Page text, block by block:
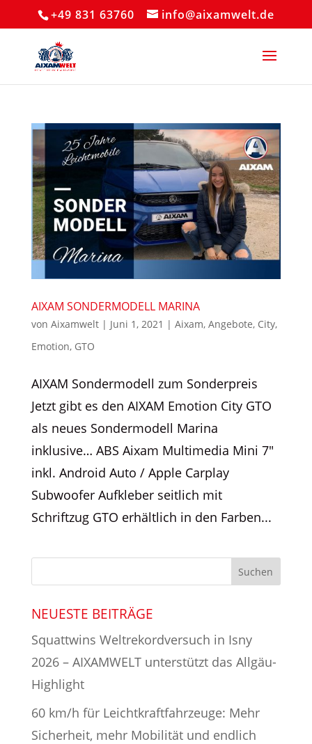
+49 831 63760 info@aixamwelt.de
AIXAM SONDERMODELL MARINA
von Aixamwelt| Juni 1, 2021 | Aixam, Angebote, City,
Emotion, GTO
AIXAM Sondermodell zum Sonderpreis
Jetzt gibt es den AIXAM Emotion City GTO
als neues Sondermodell Marina
inklusive… ABS Aixam Multimedia Mini 7″
inkl. Android Auto / Apple Carplay
Subwoofer Aufkleber seitlich mit
Schriftzug GTO erhältlich in den Farben...
NEUESTE BEITRÄGE
Squattwins Weltrekordversuch in Isny
2026 – AIXAMWELT unterstützt das Allgäu-
Highlight
60 km/h für Leichtkraftfahrzeuge: Mehr
Sicherheit, mehr Mobilität und endlich